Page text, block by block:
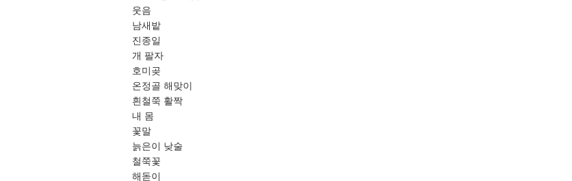
웃음
남새밭
진종일
개 팔자
호미곶
온정골 해맞이
흰철쭉 활짝
내 몸
꽃말
늙은이 낮술
철쭉꽃
해돋이